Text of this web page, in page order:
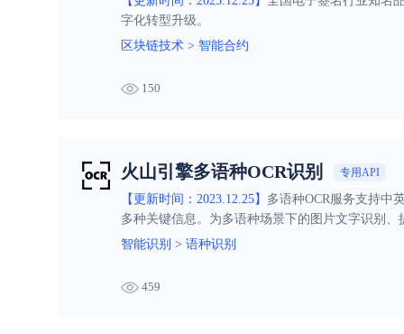
字化转型升级。
区块链技术 > 智能合约
150
火山引擎多语种OCR识别 专用API
【更新时间：2023.12.25】 多语种OCR服务支持中
多种关键信息。为多语种场景下的图片文字识别
智能识别 > 语种识别
459